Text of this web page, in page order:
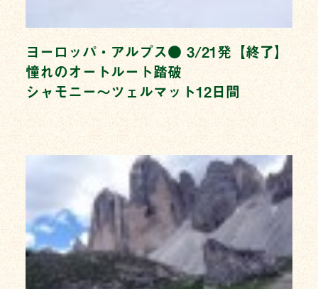
ヨーロッパ・アルプス● 3/21発【終了】
憧れのオートルート踏破
シャモニー〜ツェルマット12日間